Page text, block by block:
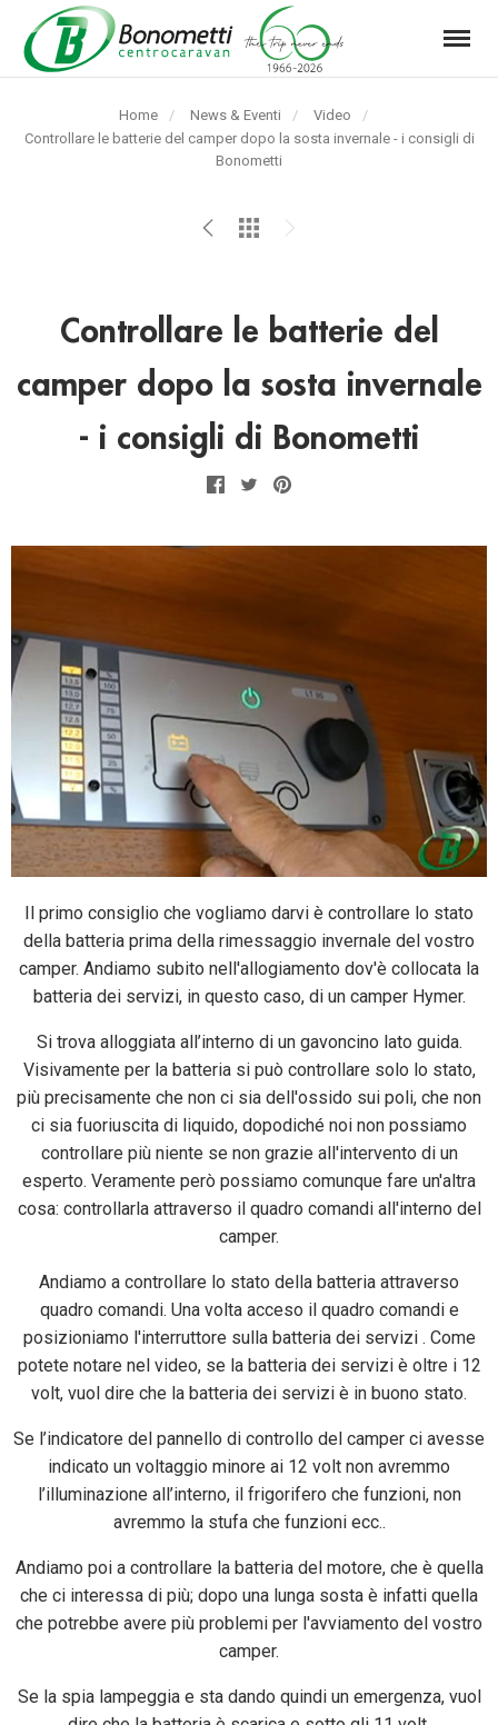
Automarket
Srl
Menu
Home News & Eventi
Video
Pagina
Controllare le batterie del camper dopo la sosta invernale - i consigli di
Bonometti
Controllare le batterie del
camper dopo la sosta invernale
- i consigli di Bonometti
Il primo consiglio che vogliamo darvi è controllare lo stato
della batteria prima della rimessaggio invernale del vostro
camper. Andiamo subito nell'allogiamento dov'è collocata la
batteria dei servizi, in questo caso, di un camper Hymer.
Si trova alloggiata all’interno di un gavoncino lato guida.
Visivamente per la batteria si può controllare solo lo stato,
più precisamente che non ci sia dell'ossido sui poli, che non
ci sia fuoriuscita di liquido, dopodiché noi non possiamo
controllare più niente se non grazie all'intervento di un
esperto. Veramente però possiamo comunque fare un'altra
cosa: controllarla attraverso il quadro comandi all'interno del
camper.
Andiamo a controllare lo stato della batteria attraverso
quadro comandi. Una volta acceso il quadro comandi e
posizioniamo l'interruttore sulla batteria dei servizi . Come
potete notare nel video, se la batteria dei servizi è oltre i 12
volt, vuol dire che la batteria dei servizi è in buono stato.
Se l’indicatore del pannello di controllo del camper ci avesse
indicato un voltaggio minore ai 12 volt non avremmo
l’illuminazione all’interno, il frigorifero che funzioni, non
avremmo la stufa che funzioni ecc..
Andiamo poi a controllare la batteria del motore, che è quella
che ci interessa di più; dopo una lunga sosta è infatti quella
che potrebbe avere più problemi per l'avviamento del vostro
camper.
Se la spia lampeggia e sta dando quindi un emergenza, vuol